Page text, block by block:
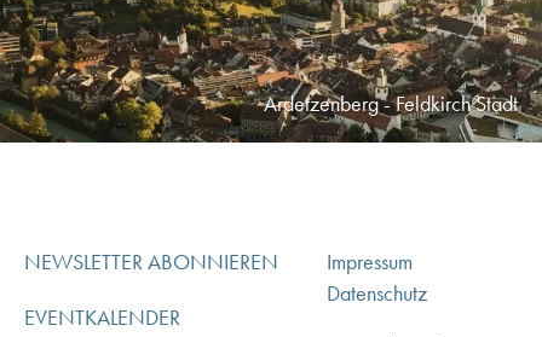
Ardetzenberg - Feldkirch Stadt
NEWSLETTER ABONNIEREN
EVENTKALENDER
Impressum
Datenschutz